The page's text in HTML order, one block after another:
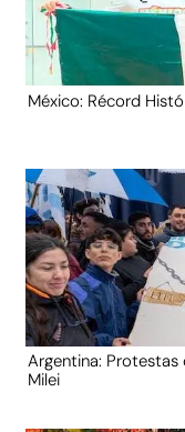
México: Récord
Argentina:
Milei